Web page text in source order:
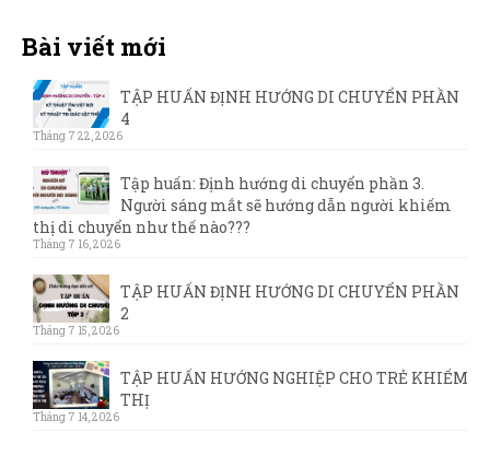
Bài viết mới
TẬP HUẤN ĐỊNH HƯỚNG DI CHUYỂN PHẦN
4
Tháng 7 22, 2026
Tập huấn: Định hướng di chuyển phần 3.
Người sáng mắt sẽ hướng dẫn người khiếm
thị di chuyển như thế nào???
Tháng 7 16, 2026
TẬP HUẤN ĐỊNH HƯỚNG DI CHUYỂN PHẦN
2
Tháng 7 15, 2026
TẬP HUẤN HƯỚNG NGHIỆP CHO TRẺ KHIẾM
THỊ
Tháng 7 14, 2026